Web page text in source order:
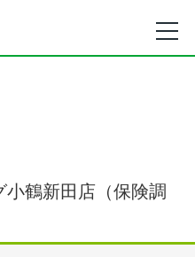
鶴新田店（保険調